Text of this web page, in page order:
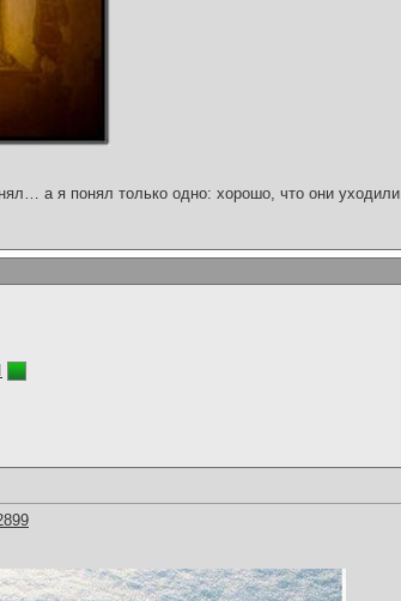
а я понял только одно: хорошо, что они уходили.